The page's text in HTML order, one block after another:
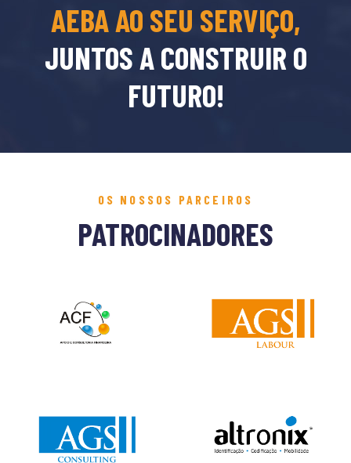
AEBA AO SEU SERVIÇO,
JUNTOS A CONSTRUIR O
FUTURO!
OS NOSSOS PARCEIROS
PATROCINADORES